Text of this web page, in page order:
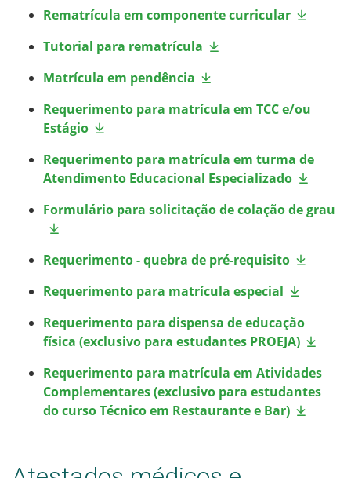
Rematrícula em componente curricular
Tutorial para rematrícula
Matrícula em pendência
Requerimento para matrícula em TCC e/ou
Estágio
Requerimento para matrícula em turma de
Atendimento Educacional Especializado
Formulário para solicitação de colação de grau
Requerimento - quebra de pré-requisito
Requerimento para matrícula especial
Requerimento para dispensa de educação
física (exclusivo para estudantes PROEJA)
Requerimento para matrícula em Atividades
Complementares (exclusivo para estudantes
do curso Técnico em Restaurante e Bar)